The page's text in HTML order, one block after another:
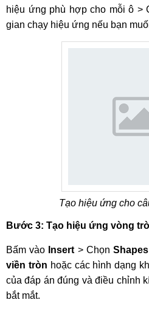
hiệu ứng phù hợp cho mỗi ô >
gian chạy hiệu ứng nếu bạn
Tạo hiệu ứng cho
Bước 3: Tạo hiệu ứng vòng
Bấm vào Insert > ChọnShapes
viền tròn hoặc các hình dạng
của đáp án đúng và điều chỉnh
bắt mắt.